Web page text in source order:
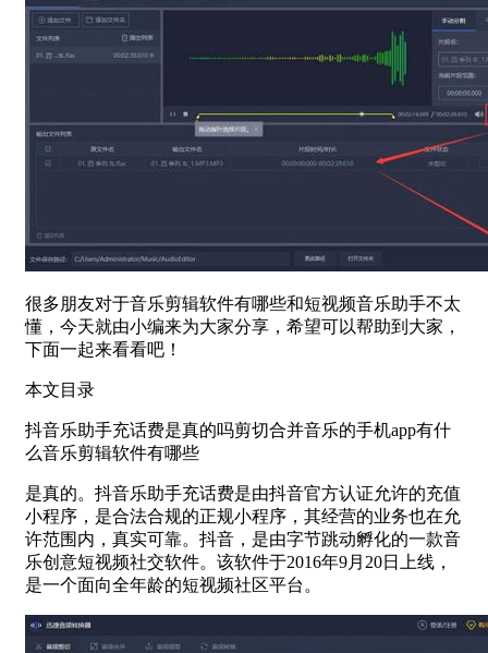
很多朋友对于音乐剪辑软件有哪些和短视频音乐助手不太
懂，今天就由小编来为大家分享，希望可以帮助到大家，
下面一起来看看吧！
本文目录
抖音乐助手充话费是真的吗剪切合并音乐的手机app有什
么音乐剪辑软件有哪些
是真的。抖音乐助手充话费是由抖音官方认证允许的充值
小程序，是合法合规的正规小程序，其经营的业务也在允
许范围内，真实可靠。抖音，是由字节跳动孵化的一款音
乐创意短视频社交软件。该软件于2016年9月20日上线，
是一个面向全年龄的短视频社区平台。